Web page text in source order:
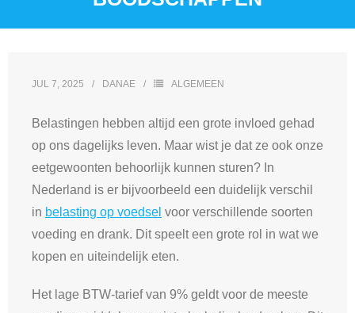
JUL 7, 2025 DANAE ALGEMEEN
Belastingen hebben altijd een grote invloed gehad
op ons dagelijks leven. Maar wist je dat ze ook onze
eetgewoonten behoorlijk kunnen sturen? In
Nederland is er bijvoorbeeld een duidelijk verschil
in belasting op voedsel voor verschillende soorten
voeding en drank. Dit speelt een grote rol in wat we
kopen en uiteindelijk eten.
Het lage BTW-tarief van 9% geldt voor de meeste